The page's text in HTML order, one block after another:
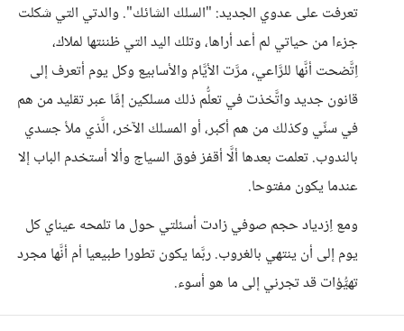
تعرفت على عدوي الجديد: "السلك الشائك". والدتي التي شكلت
جزءا من حياتي لم أعد أراها، وتلك اليد التي ظننتها لملاك،
اِتَّضحت أنَّها للرَّاعي، مرَّت الأيَّام والأسابيع وكل يوم أتعرف إلى
قانون جديد واتَّخذت في تعلُّم ذلك مسلكين إمَّا عبر تقليد من هم
في سنِّي وكذلك من هم أكبر، أو المسلك الآخر، الَّذي ملأ جسدي
بالندوب. تعلمت بعدها ألَّا أقفز فوق السياج وألا أستخدم الباب إلا
عندما يكون مفتوحا.
ومع اِزدياد حجم صوفي زادت أسئلتي حول ما تلمحه عيناي كل
يوم إلى أن ينتهي بالغروب. ربَّما يكون تطورا طبيعيا أم أنَّها مجرد
تهيُّؤات قد تجرني إلى ما هو أسوء.